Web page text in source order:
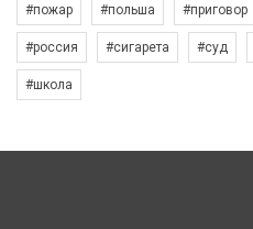
#пожар #польша #приговор
#россия #сигарета #суд
#школа